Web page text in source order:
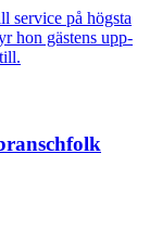
service på högsta
hon gästens upp­